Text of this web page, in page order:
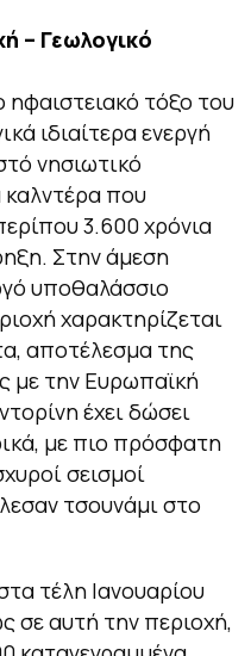
– Γεωλογικό
ηφαιστειακό τόξο του
ιδιαίτερα ενεργή
νησιωτικό
καλντέρα που
3.600 χρόνια
Στην άμεση
υποθαλάσσιο
χαρακτηρίζεται
αποτέλεσμα της
με την Ευρωπαϊκή
έχει δώσει
με πιο πρόσφατη
σεισμοί
τσουνάμι στο
τέλη Ιανουαρίου
σε αυτή την περιοχή,